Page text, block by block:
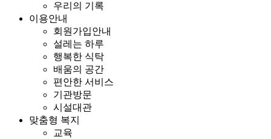
우리의 기록
이용안내
회원가입안내
설레는 하루
행복한 식탁
배움의 공간
편안한 서비스
기관방문
시설대관
맞춤형 복지
교육